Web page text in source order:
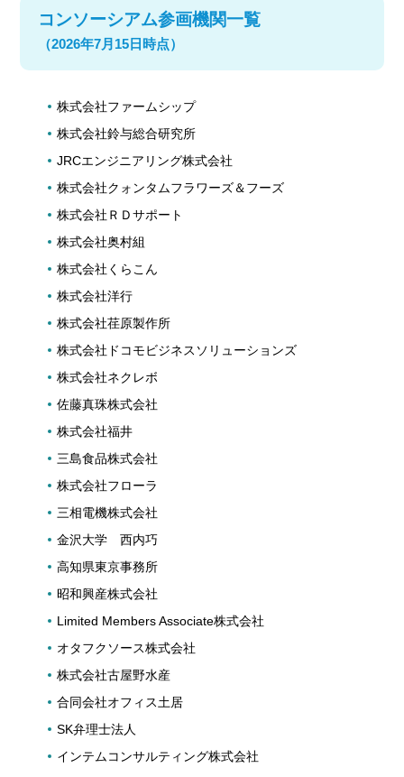
コンソーシアム参画機関一覧
（2026年7月15日時点）
株式会社ファームシップ
株式会社鈴与総合研究所
JRCエンジニアリング株式会社
株式会社クォンタムフラワーズ＆フーズ
株式会社ＲＤサポート
株式会社奥村組
株式会社くらこん
株式会社洋行
株式会社荏原製作所
株式会社ドコモビジネスソリューションズ
株式会社ネクレボ
佐藤真珠株式会社
株式会社福井
三島食品株式会社
株式会社フローラ
三相電機株式会社
金沢大学 西内巧
高知県東京事務所
昭和興産株式会社
Limited Members Associate株式会社
オタフクソース株式会社
株式会社古屋野水産
合同会社オフィス土居
SK弁理士法人
インテムコンサルティング株式会社